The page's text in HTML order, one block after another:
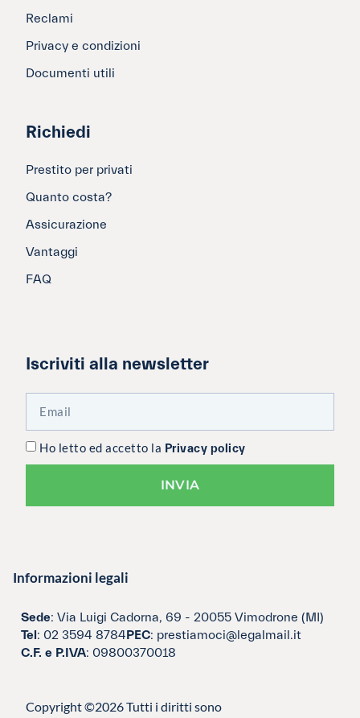
Reclami
Privacy e condizioni
Documenti utili
Richiedi
Prestito per privati
Quanto costa?
Assicurazione
Vantaggi
FAQ
Iscriviti alla newsletter
Ho letto ed accetto la Privacy policy
INVIA
Informazioni legali
Sede: Via Luigi Cadorna, 69 - 20055 Vimodrone (MI)
Tel : 02 3594 8784 PEC: prestiamoci@legalmail.it
C.F. e P.IVA: 09800370018
Copyright ©2026 Tutti i diritti sono